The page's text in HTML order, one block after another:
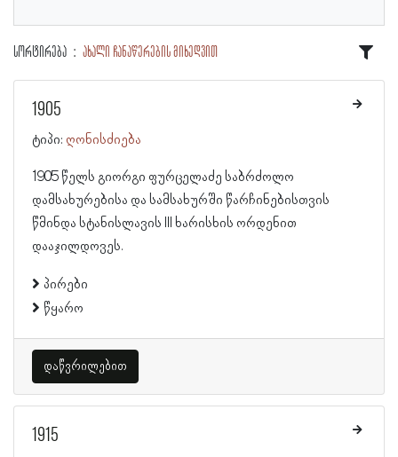
სორტირება ახალი ჩანაწერების მიხედვით
1905
ტიპი: ღონისძიება
1905 წელს გიორგი ფურცელაძე საბრძოლო
დამსახურებისა და სამსახურში წარჩინებისთვის
წმინდა სტანისლავის III ხარისხის ორდენით
დააჯილდოვეს.
პირები
წყარო
დაწვრილებით
1915